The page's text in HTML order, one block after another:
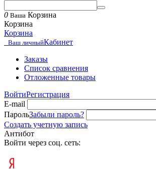
0 Ваша Корзина
Корзина
Корзина
Ваш личныйКабинет
Заказы
Список сравнения
Отложенные товары
ВойтиРегистрация
E-mail
ПарольЗабыли пароль?
Создать учетную запись
Антибот
Войти через соц. сеть: